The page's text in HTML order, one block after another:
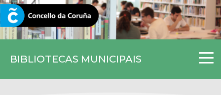
BIBLIOTECAS MUNICIPAIS
CORUNA.GAL